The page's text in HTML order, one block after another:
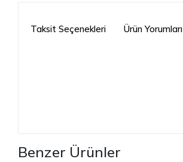
Taksit Seçenekleri Ürün Yorumları
Benzer Ürünler